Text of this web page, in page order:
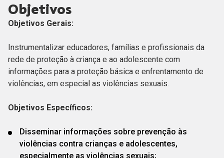
Objetivos
Objetivos Gerais:
Instrumentalizar educadores, famílias e profissionais da
rede de proteção à criança e ao adolescente com
informações para a proteção básica e enfrentamento de
violências, em especial as violências sexuais.
Objetivos Específicos:
Disseminar informações sobre prevenção às
violências contra crianças e adolescentes,
especialmente as violências sexuais;